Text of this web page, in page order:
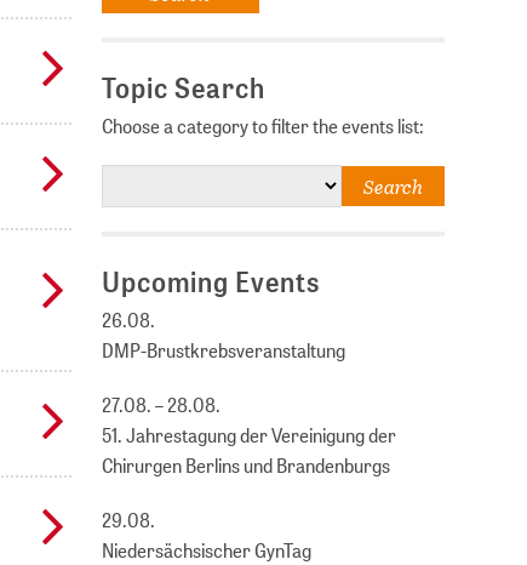
Topic Search
Choose a category to filter the events list:
Upcoming Events
26.08.
DMP-Brustkrebsveranstaltung
27.08. – 28.08.
51. Jahrestagung der Vereinigung der
Chirurgen Berlins und Brandenburgs
29.08.
Niedersächsischer GynTag